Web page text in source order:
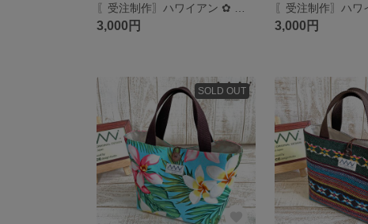
3,000円 3,000円
SOLD OUT